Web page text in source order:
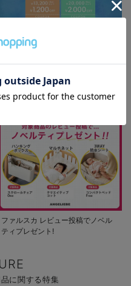
ファルスカ レビュー投稿でノベル
ティプレゼント!
に関する特集
確認する